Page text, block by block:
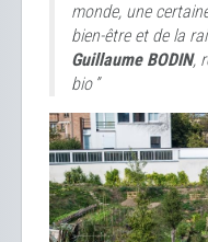
monde, une
bien-être et de la
Guillaume BODIN,
bio ”